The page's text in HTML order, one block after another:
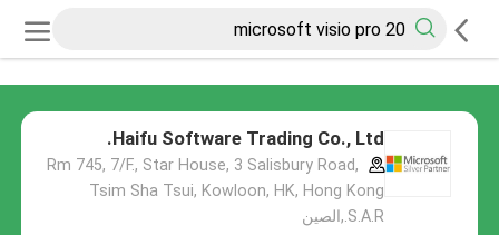
Haifu Software Trading Co., Ltd.
Rm 745, 7/F., Star House, 3 Salisbury Road,
Tsim Sha Tsui, Kowloon, HK, Hong Kong
S.A.R.,الصين